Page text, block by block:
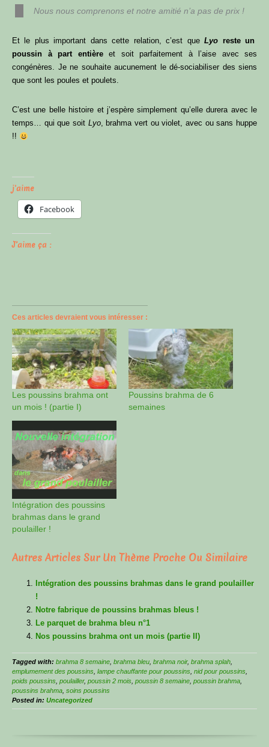
Nous nous comprenons et notre amitié n’a pas de prix !
Et le plus important dans cette relation, c’est queLyo reste un
poussin à part entièreet soit parfaitement à l’aise avec ses
congénères. Je ne souhaite aucunement le dé-sociabiliser des siens
que sont les poules et poulets.
C’est une belle histoire et j’espère simplement qu’elle durera avec le
temps… qui que soit Lyo, brahma vert ou violet, avec ou sans huppe
!!
j'aime
Facebook
J’aime ça :
Ces articles devraient vous intéresser :
Les poussins brahma ont
un mois ! (partie I)
Poussins brahma de 6
semaines
Intégration des poussins
brahmas dans le grand
poulailler !
Autres Articles Sur Un Thème Proche Ou Similaire
Intégration des poussins brahmas dans le grand poulailler
!
Notre fabrique de poussins brahmas bleus !
Le parquet de brahma bleu n°1
Nos poussins brahma ont un mois (partie II)
Tagged with: brahma 8 semaine brahma bleu brahma noir, brahma splah
emplumement des poussins lampe chauffante pour poussins nid pour poussins
poids poussins poulailler, poussin 2 mois poussin 8 semaine poussin brahma
poussins brahma soins poussins
Posted in: Uncategorized